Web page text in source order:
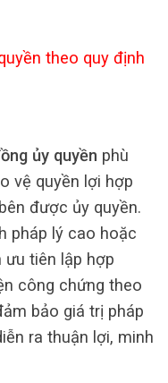
theo quy định
ủy quyền phù
vệ quyền lợi hợp
được ủy quyền.
pháp lý cao hoặc
ưu tiên lập hợp
công chứng theo
bảo giá trị pháp
ra thuận lợi, minh